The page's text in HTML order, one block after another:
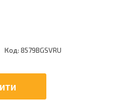
Код: 8579BGSVRU